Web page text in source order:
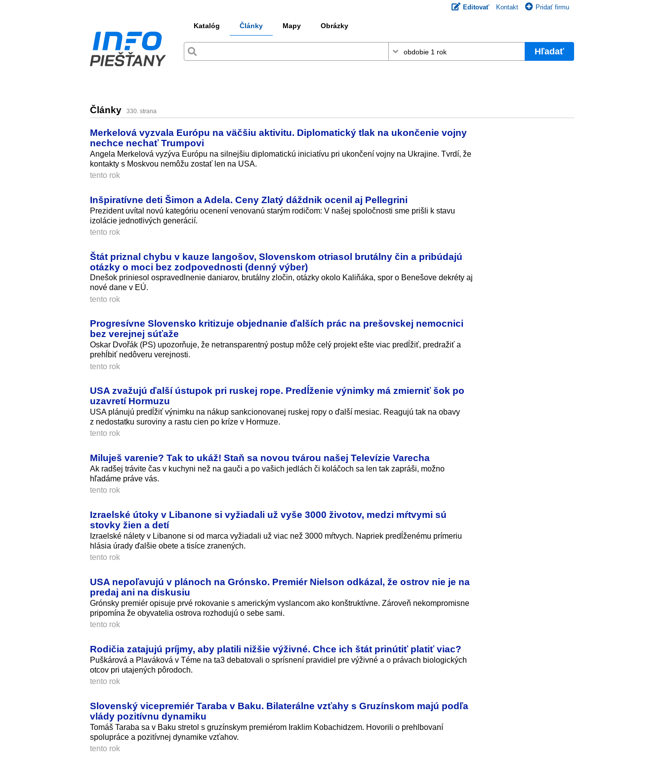
Editovať Kontakt Pridať firmu
Katalóg Články Mapy Obrázky
Hľadať
Články 330. strana
Merkelová vyzvala Európu na väčšiu aktivitu. Diplomatický tlak na ukončenie vojny
nechce nechať Trumpovi
Angela Merkelová vyzýva Európu na silnejšiu diplomatickú iniciatívu pri ukončení vojny na Ukrajine. Tvrdí, že
kontakty s Moskvou nemôžu zostať len na USA.
tento rok
Inšpiratívne deti Šimon a Adela. Ceny Zlatý dáždnik ocenil aj Pellegrini
Prezident uvítal novú kategóriu ocenení venovanú starým rodičom: V našej spoločnosti sme prišli k stavu
izolácie jednotlivých generácií.
tento rok
Štát priznal chybu v kauze langošov, Slovenskom otriasol brutálny čin a pribúdajú
otázky o moci bez zodpovednosti (denný výber)
Dnešok priniesol ospravedlnenie daniarov, brutálny zločin, otázky okolo Kaliňáka, spor o Benešove dekréty aj
nové dane v EÚ.
tento rok
Progresívne Slovensko kritizuje objednanie ďalších prác na prešovskej nemocnici
bez verejnej súťaže
Oskar Dvořák (PS) upozorňuje, že netransparentný postup môže celý projekt ešte viac predĺžiť, predražiť a
prehĺbiť nedôveru verejnosti.
tento rok
USA zvažujú ďalší ústupok pri ruskej rope. Predĺženie výnimky má zmierniť šok po
uzavretí Hormuzu
USA plánujú predĺžiť výnimku na nákup sankcionovanej ruskej ropy o ďalší mesiac. Reagujú tak na obavy
z nedostatku suroviny a rastu cien po kríze v Hormuze.
tento rok
Miluješ varenie? Tak to ukáž! Staň sa novou tvárou našej Televízie Varecha
Ak radšej trávite čas v kuchyni než na gauči a po vašich jedlách či koláčoch sa len tak zapráši, možno
hľadáme práve vás.
tento rok
Izraelské útoky v Libanone si vyžiadali už vyše 3000 životov, medzi mŕtvymi sú
stovky žien a detí
Izraelské nálety v Libanone si od marca vyžiadali už viac než 3000 mŕtvych. Napriek predĺženému prímeriu
hlásia úrady ďalšie obete a tisíce zranených.
tento rok
USA nepoľavujú v plánoch na Grónsko. Premiér Nielson odkázal, že ostrov nie je na
predaj ani na diskusiu
Grónsky premiér opisuje prvé rokovanie s americkým vyslancom ako konštruktívne. Zároveň nekompromisne
pripomína že obyvatelia ostrova rozhodujú o sebe sami.
tento rok
Rodičia zatajujú príjmy, aby platili nižšie výživné. Chce ich štát prinútiť platiť viac?
Puškárová a Plaváková v Téme na ta3 debatovali o sprísnení pravidiel pre výživné a o právach biologických
otcov pri utajených pôrodoch.
tento rok
Slovenský vicepremiér Taraba v Baku. Bilaterálne vzťahy s Gruzínskom majú podľa
vlády pozitívnu dynamiku
Tomáš Taraba sa v Baku stretol s gruzínskym premiérom Iraklim Kobachidzem. Hovorili o prehlbovaní
spolupráce a pozitívnej dynamike vzťahov.
tento rok